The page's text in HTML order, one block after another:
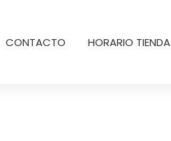
CONTACTO HORARIO TIENDA